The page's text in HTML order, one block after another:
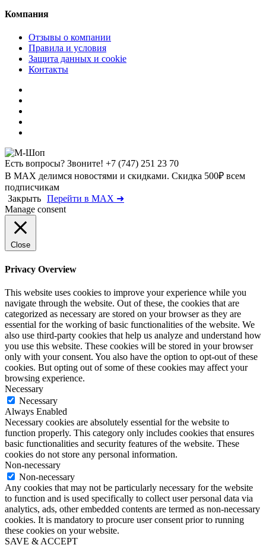
Компания
Отзывы о компании
Правила и условия
Защита данных и cookie
Контакты
Есть вопросы? Звоните! +7 (747) 251 23 70
В MAX делимся новостями и скидками. Скидка 500₽ всем
подписчикам
Закрыть Перейти в MAX ➜
Manage consent
Close
Privacy Overview
This website uses cookies to improve your experience while you
navigate through the website. Out of these, the cookies that are
categorized as necessary are stored on your browser as they are
essential for the working of basic functionalities of the website. We
also use third-party cookies that help us analyze and understand how
you use this website. These cookies will be stored in your browser
only with your consent. You also have the option to opt-out of these
cookies. But opting out of some of these cookies may affect your
browsing experience.
Necessary
Necessary
Always Enabled
Necessary cookies are absolutely essential for the website to
function properly. This category only includes cookies that ensures
basic functionalities and security features of the website. These
cookies do not store any personal information.
Non-necessary
Non-necessary
Any cookies that may not be particularly necessary for the website
to function and is used specifically to collect user personal data via
analytics, ads, other embedded contents are termed as non-necessary
cookies. It is mandatory to procure user consent prior to running
these cookies on your website.
SAVE & ACCEPT